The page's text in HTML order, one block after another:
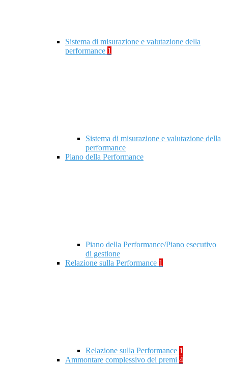
Sistema di misurazione e valutazione della
performance 1
Sistema di misurazione e valutazione della
performance
Piano della Performance
Piano della Performance/Piano esecutivo
di gestione
Relazione sulla Performance 1
Relazione sulla Performance 1
Ammontare complessivo dei premi 4